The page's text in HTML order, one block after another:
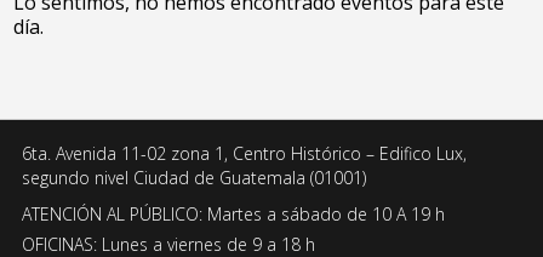
día.
6ta. Avenida 11-02 zona 1, Centro Histórico – Edifico Lux,
segundo nivel Ciudad de Guatemala (01001)
ATENCIÓN AL PÚBLICO: Martes a sábado de 10 A 19 h
OFICINAS: Lunes a viernes de 9 a 18 h